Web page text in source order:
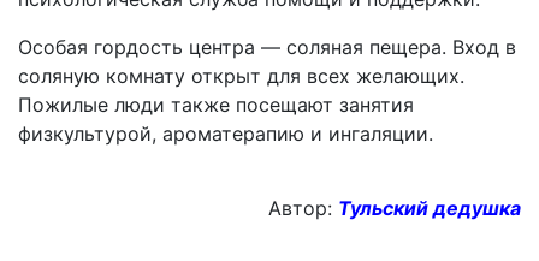
Особая гордость центра — соляная пещера. Вход в
соляную комнату открыт для всех желающих.
Пожилые люди также посещают занятия
физкультурой, ароматерапию и ингаляции.
Автор: Тульский дедушка